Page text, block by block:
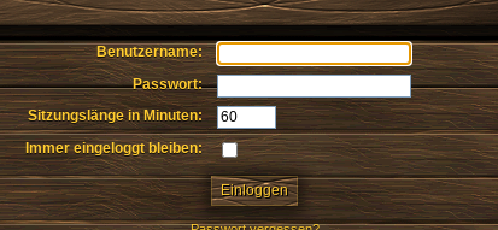
Benutzername:
Passwort:
Sitzungslänge in Minuten:
Immer eingeloggt bleiben: